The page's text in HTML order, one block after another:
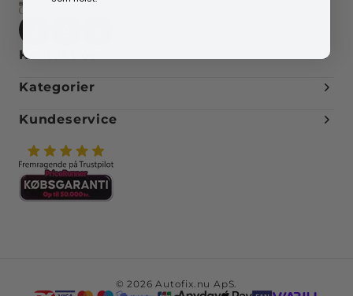
Kontakt os
Kategorier
Kundeservice
© 2026 Autofix.nu ApS.